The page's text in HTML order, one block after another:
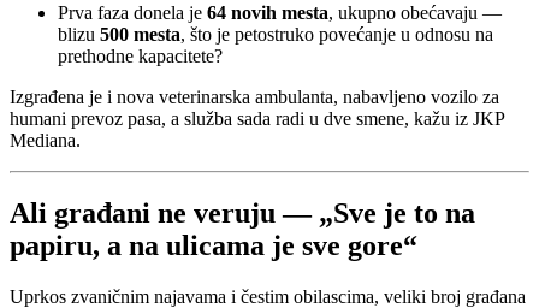
Prva faza donela je 64 novih mesta, ukupno obećavaju —
blizu 500 mesta, što je petostruko povećanje u odnosu na
prethodne kapacitete?
Izgrađena je i nova veterinarska ambulanta, nabavljeno vozilo za
humani prevoz pasa, a služba sada radi u dve smene, kažu iz JKP
Mediana.
Ali građani ne veruju — „Sve je to na
papiru, a na ulicama je sve gore“
Uprkos zvaničnim najavama i čestim obilascima, veliki broj građana